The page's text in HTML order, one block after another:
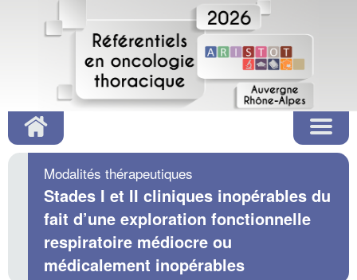
Modalités thérapeutiques
Stades I et II cliniques inopérables du
fait d’une exploration fonctionnelle
respiratoire médiocre ou
médicalement inopérables